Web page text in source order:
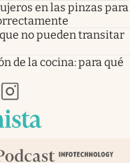
en las pinzas para
no pueden transitar
de la cocina: para qué
pestañapestaña
en nueva pestaña
abre en nueva pestaña
abre en nueva pestaña